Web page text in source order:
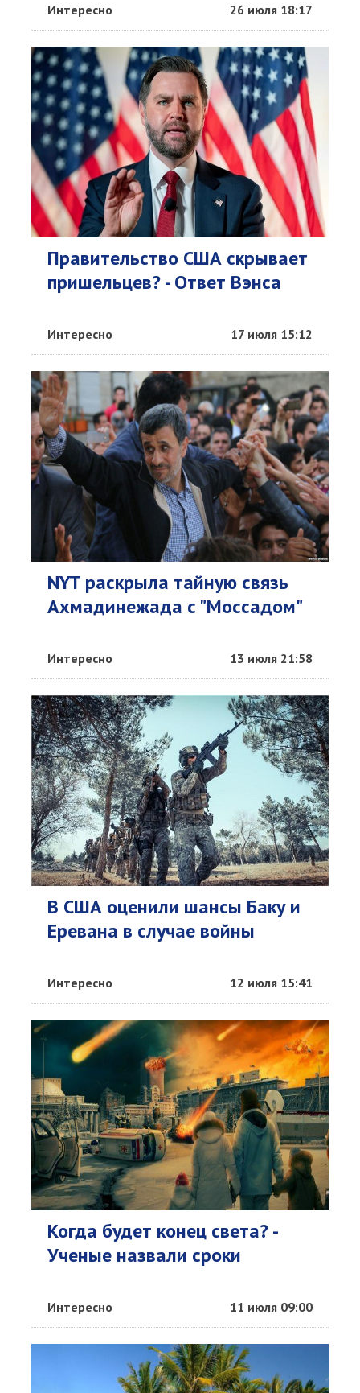
Интересно 26 июля 18:17
Правительство США скрывает
пришельцев? - Ответ Вэнса
Интересно 17 июля 15:12
NYT раскрыла тайную связь
Ахмадинежада с "Моссадом"
Интересно 13 июля 21:58
В США оценили шансы Баку и
Еревана в случае войны
Интересно 12 июля 15:41
Когда будет конец света? -
Ученые назвали сроки
Интересно 11 июля 09:00